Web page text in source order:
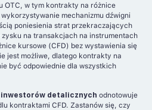
OTC, w tym kontrakty na różnice
mechanizmu dźwigni
poniesienia strat przekraczających
na transakcjach na instrumentach
kursowe (CFD) bez wystawienia się
jest możliwe, dlatego kontrakty na
być odpowiednie dla wszystkich
inwestorów detalicznych odnotowuje
kontraktami CFD. Zastanów się, czy